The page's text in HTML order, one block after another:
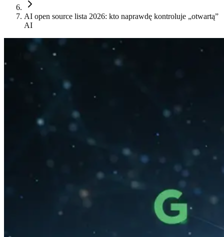
AI open source lista 2026: kto naprawdę kontroluje „otwartą”
AI